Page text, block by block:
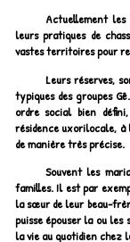
Actuellement
leurs pratiques de
vastes territoires pour
Leurs réserves,
typiques des groupes
ordre social bien
résidence uxorilocale,
de manière très précise.
Souvent les
familles. Il est par
la sœur de leur beau-
puisse épouser la ou
la vie au quotidien chez